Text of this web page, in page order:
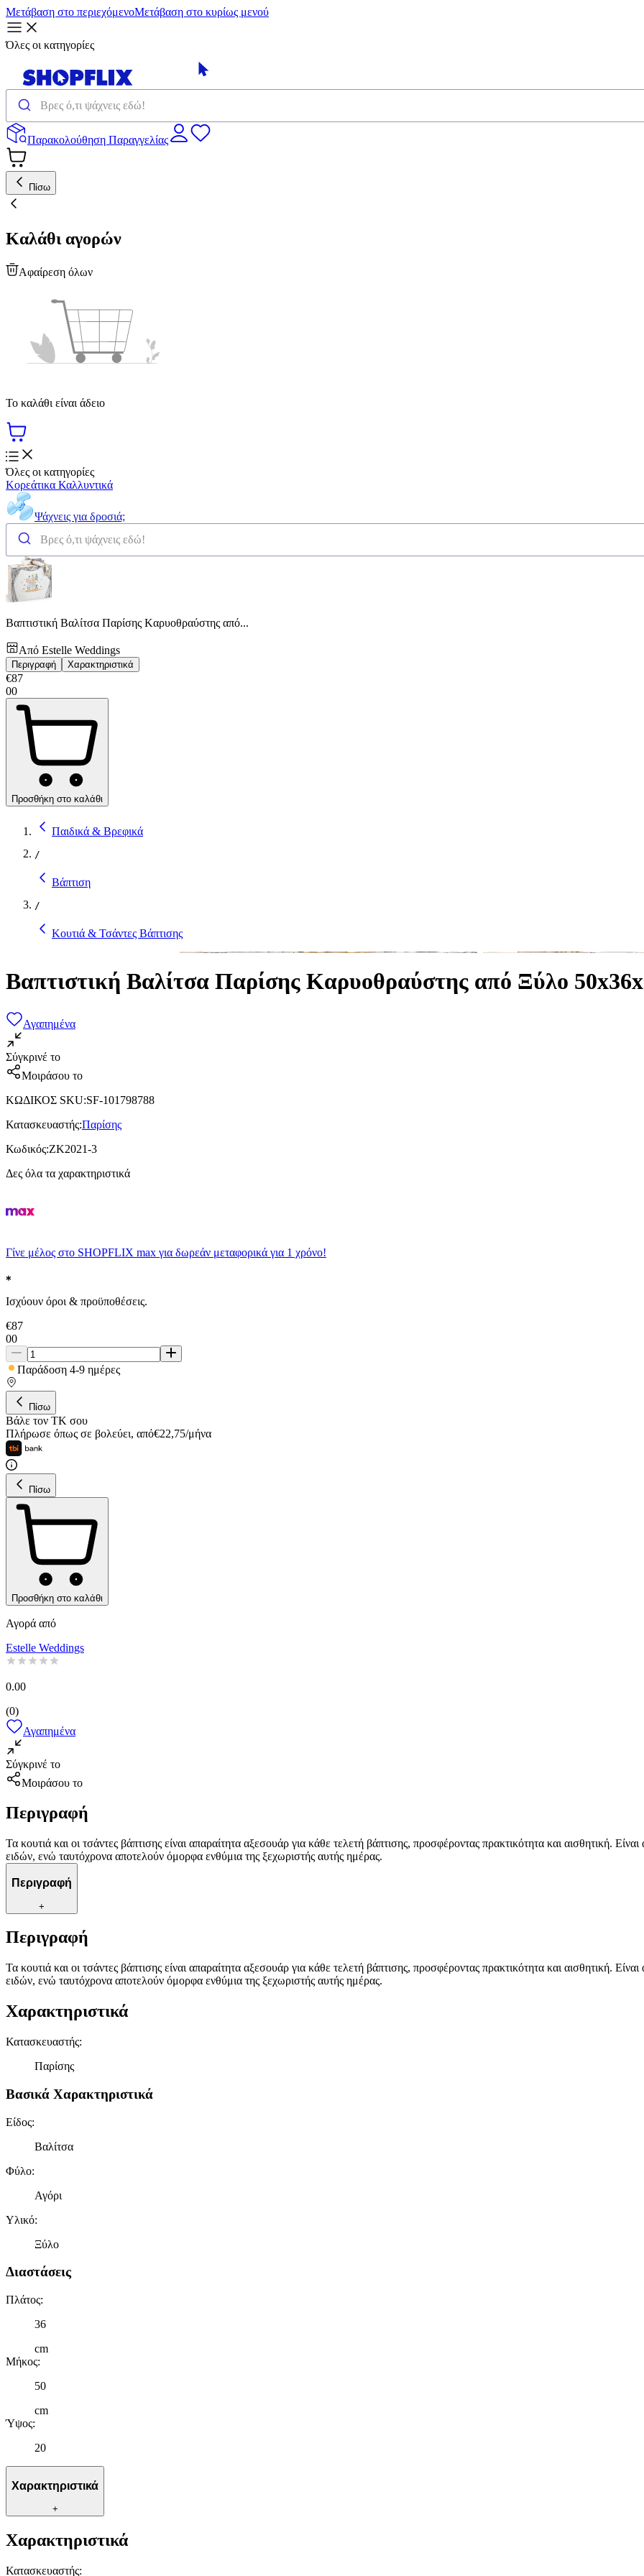
Μετάβαση στο περιεχόμενοΜετάβαση στο κυρίως μενού
Όλες οι κατηγορίες
Παρακολούθηση Παραγγελίας
Πίσω
Καλάθι αγορών
Αφαίρεση όλων
Το καλάθι είναι άδειο
Όλες οι κατηγορίες
Κορεάτικα Καλλυντικά
Ψάχνεις για δροσιά;
Βαπτιστική Βαλίτσα Παρίσης Kαρυοθραύστης από...
Από Estelle Weddings
Περιγραφή Χαρακτηριστικά
€87
00
Προσθήκη στο καλάθι
Παιδικά & Βρεφικά
/
Βάπτιση
/
Κουτιά & Τσάντες Βάπτισης
Βαπτιστική Βαλίτσα Παρίσης Kαρυοθραύστης από Ξύλο
Αγαπημένα
Σύγκρινέ το
Μοιράσου το
ΚΩΔΙΚΟΣ SKU:SF-101798788
Κατασκευαστής:Παρίσης
Κωδικός:ΖΚ2021-3
Δες όλα τα χαρακτηριστικά
Γίνε μέλος στο SHOPFLIX max για δωρεάν μεταφορικά για 1 χρόνο!
Ισχύουν όροι & προϋποθέσεις.
€87
00
Παράδοση 4-9 ημέρες
Πίσω
Βάλε τον ΤΚ σου
Πλήρωσε όπως σε βολεύει, από€22,75/μήνα
Πίσω
Προσθήκη στο καλάθι
Αγορά από
Estelle Weddings
0.00
(0)
Αγαπημένα
Σύγκρινέ το
Μοιράσου το
Περιγραφή
Τα κουτιά και οι τσάντες βάπτισης είναι απαραίτητα αξεσουάρ για κάθε τελετή βάπτισης, προσφέροντας πρακτικότητα και αισθητική.
ειδών, ενώ ταυτόχρονα αποτελούν όμορφα ενθύμια της ξεχωριστής αυτής ημέρας.
Περιγραφή
+
Περιγραφή
Τα κουτιά και οι τσάντες βάπτισης είναι απαραίτητα αξεσουάρ για κάθε τελετή βάπτισης, προσφέροντας πρακτικότητα και αισθητική.
ειδών, ενώ ταυτόχρονα αποτελούν όμορφα ενθύμια της ξεχωριστής αυτής ημέρας.
Χαρακτηριστικά
Κατασκευαστής:
Παρίσης
Βασικά Χαρακτηριστικά
Είδος:
Βαλίτσα
Φύλο:
Αγόρι
Υλικό:
Ξύλο
Διαστάσεις
Πλάτος:
36
cm
Μήκος:
50
cm
Ύψος:
20
Χαρακτηριστικά
+
Χαρακτηριστικά
Κατασκευαστής: